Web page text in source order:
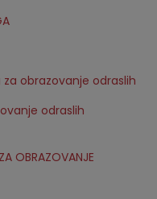
za obrazovanje odraslih
odraslih
OBRAZOVANJE